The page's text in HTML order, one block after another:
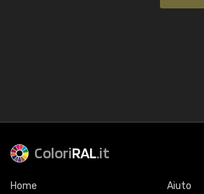
ColoriRAL.it
Home Aiuto